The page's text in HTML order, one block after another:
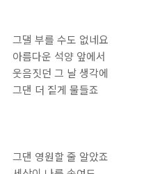
그댈 부를 수도 없네요
아름다운 석양 앞에서
웃음짓던 그 날 생각에
그댄 더 짙게 물들죠
그댄 영원할 줄 알았죠